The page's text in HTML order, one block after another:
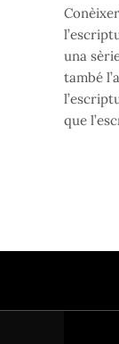
una
també
que